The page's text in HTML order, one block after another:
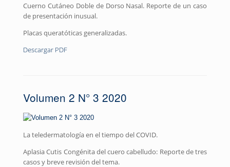
Cuerno Cutáneo Doble de Dorso Nasal. Reporte de un caso
de presentación inusual.
Placas queratóticas generalizadas.
Descargar PDF
Volumen 2 N° 3 2020
La teledermatología en el tiempo del COVID.
Aplasia Cutis Congénita del cuero cabelludo: Reporte de tres
casos y breve revisión del tema.